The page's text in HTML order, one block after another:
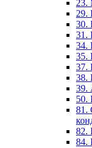
23.
29.
30.
31.
34.
35.
37.
38.
39.
50.
81.
82.
84.